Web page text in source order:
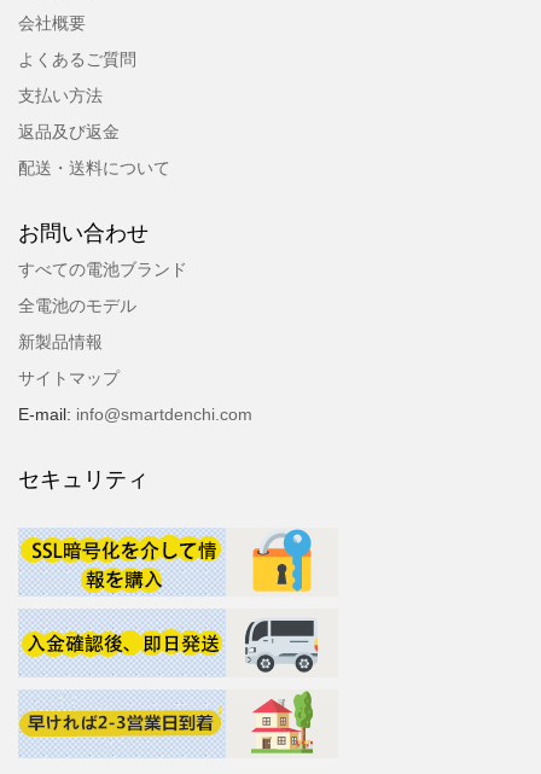
会社概要
よくあるご質問
支払い方法
返品及び返金
配送・送料について
お問い合わせ
すべての電池ブランド
全電池のモデル
新製品情報
サイトマップ
E-mail: info@smartdenchi.com
セキュリティ